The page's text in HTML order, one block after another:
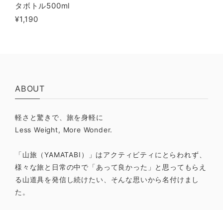
タボトル500ml
¥1,190
ABOUT
軽さと驚きで、旅を身軽に
Less Weight, More Wonder.
「山旅（YAMATABI）」はアクティビティにとらわれず、
様々な旅と日常の中で「あって良かった」と思ってもらえ
る山道具を発信し続けたい、そんな思いから名付けまし
た。